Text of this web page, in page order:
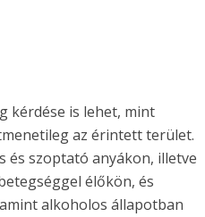
kérdése is lehet, mint
az érintett terület.
és szoptató anyákon, illetve
élőkön, és
alkoholos állapotban